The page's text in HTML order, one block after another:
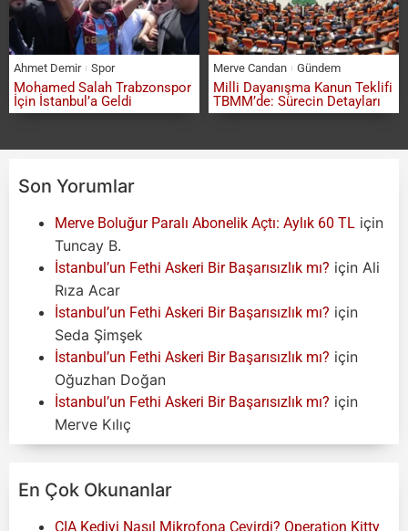
Ahmet Demir Spor
Mohamed Salah Trabzonspor
İçin İstanbul’a Geldi
Merve Candan Gündem
Milli Dayanışma Kanun Teklifi
TBMM’de: Sürecin Detayları
Son Yorumlar
Merve Boluğur Paralı Abonelik Açtı: Aylık 60 TL için
Tuncay B.
İstanbul’un Fethi Askeri Bir Başarısızlık mı? için Ali
Rıza Acar
İstanbul’un Fethi Askeri Bir Başarısızlık mı? için
Seda Şimşek
İstanbul’un Fethi Askeri Bir Başarısızlık mı? için
Oğuzhan Doğan
İstanbul’un Fethi Askeri Bir Başarısızlık mı? için
Merve Kılıç
En Çok Okunanlar
CIA Kediyi Nasıl Mikrofona Çevirdi? Operation Kitty